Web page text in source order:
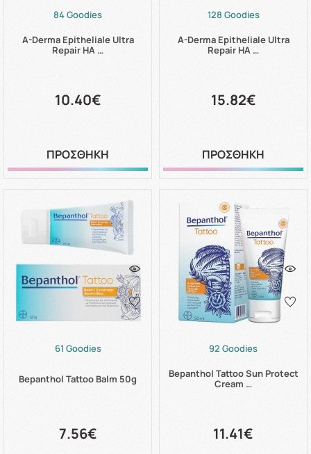
84 Goodies
A-Derma Epitheliale Ultra
Repair HA …
10.40€
ΠΡΟΣΘΗΚΗ
128 Goodies
A-Derma Epitheliale Ultra
Repair HA …
15.82€
ΠΡΟΣΘΗΚΗ
61 Goodies
Bepanthol Tattoo Balm 50g
7.56€
92 Goodies
Bepanthol Tattoo Sun Protect
Cream …
11.41€